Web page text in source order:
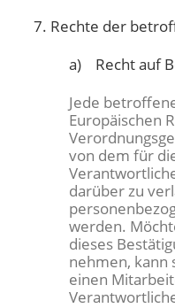
7. Rechte der
a) Recht auf
Jede
Europäischen
von dem für
darüber zu
werden.
dieses
nehmen, kann
einen